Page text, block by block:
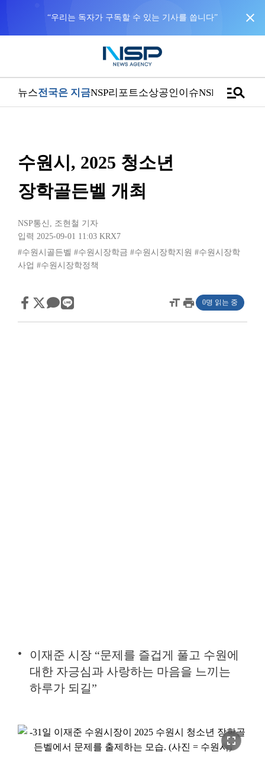
“우리는 독자가 구독할 수 있는 기사를 씁니다” close
뉴스전국은 지금NSP리포트소상공인이슈NSPTVmanage_search
수원시, 2025 청소년
장학골든벨 개최
NSP통신 , 조현철 기자
입력 2025-09-01 11:03 KRX7
#수원시골든벨 #수원시장학금 #수원시장학지원 #수원시장학
사업 #수원시장학정책
format_sizeprint 0명 읽는 중
이재준 시장 “문제를 즐겁게 풀고 수원에
대한 자긍심과 사랑하는 마음을 느끼는
하루가 되길”
fullscreen